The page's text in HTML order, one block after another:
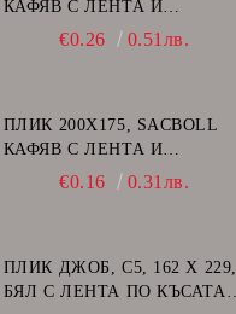
КАФЯВ С ЛЕНТА И
ВЪЗДУШНИ МЕХУРИ - E/15
€0.26 0.51лв.
ПЛИК 200Х175, SACBOLL
КАФЯВ С ЛЕНТА И
ВЪЗДУШНИ МЕХУРИ - CD
€0.16 0.31лв.
ПЛИК ДЖОБ, C5, 162 Х 229,
БЯЛ С ЛЕНТА ПО КЪСАТА